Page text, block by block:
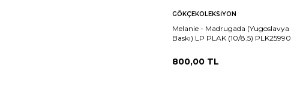
Sepete
Ekle
GÖKÇEKOLEKSIYON
Melanie - Madrugada (Yugoslavya
Baskı) LP PLAK (10/8.5) PLK25990
800,00 TL